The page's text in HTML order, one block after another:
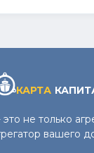
КАРТА
не только
вашего